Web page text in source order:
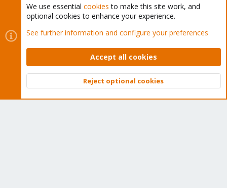
Cookies
Proxmox Support Forum - Light Mode
Contact us
Terms and rules Privacy policy Help Home
Community platform by XenForo © 2010-2026 XenForo Ltd.
Top
We use essential cookies to make this site work, and
optional cookies to enhance your experience.
See further information and configure your preferences
Accept all cookies
Reject optional cookies